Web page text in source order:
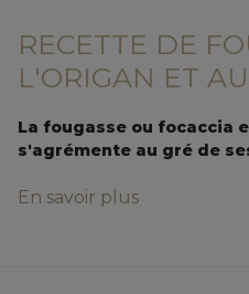
RECETTE DE
L'ORIGAN ET
La fougasse ou focaccia
s'agrémente au gré de
En savoir plus